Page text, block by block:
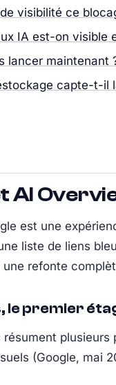
visibilité ce
IA est-on visible
lancer maintenant
capte-t-il
AI
est une
liste de liens
refonte
le premier
(Google, mai